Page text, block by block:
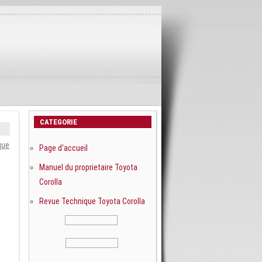
CATEGORIE
Page d'accueil
Manuel du proprietaire Toyota
Corolla
Revue Technique Toyota Corolla